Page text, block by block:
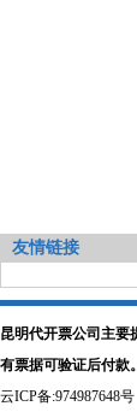
友情链接
昆明代开票公司主要
有票据可验证后付款。
云ICP备:974987648号